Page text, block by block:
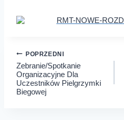
Nawigacja
wpisu
POPRZEDNI
Zebranie/Spotkanie
Organizacyjne Dla
Uczestników Pielgrzymki
Biegowej